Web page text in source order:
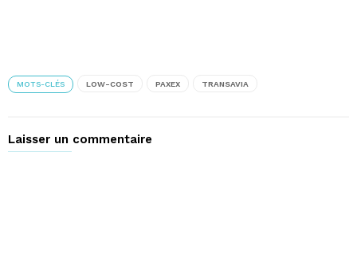
MOTS-CLÉS LOW-COST PAXEX TRANSAVIA
Laisser un commentaire